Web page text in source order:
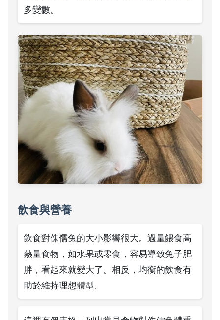
多變數。
飲食與營養
飲食對侏儒兔的大小影響很大。過量餵食高
熱量食物，如水果或零食，容易導致兔子肥
胖，看起來就變大了。相反，均衡的飲食有
助於維持理想體型。